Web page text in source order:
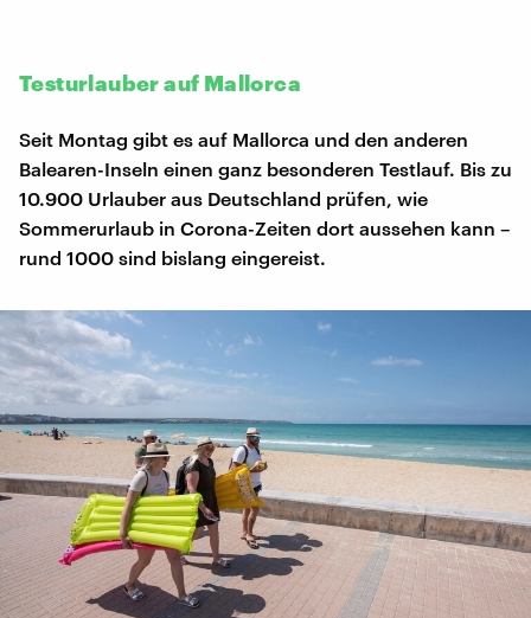
Testurlauber auf Mallorca
Seit Montag gibt es auf Mallorca und den anderen
Balearen-Inseln einen ganz besonderen Testlauf. Bis zu
10.900 Urlauber aus Deutschland prüfen, wie
Sommerurlaub in Corona-Zeiten dort aussehen kann –
rund 1000 sind bislang eingereist.